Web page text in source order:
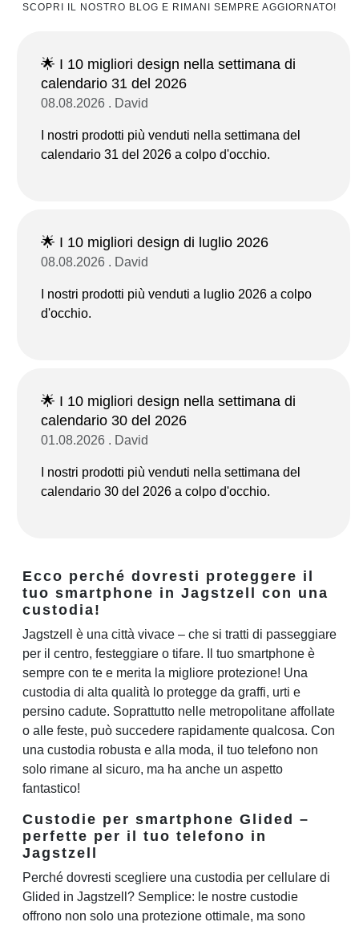
SCOPRI IL NOSTRO BLOG E RIMANI SEMPRE AGGIORNATO!
🌟 I 10 migliori design nella settimana di
calendario 31 del 2026
08.08.2026 . David
I nostri prodotti più venduti nella settimana del
calendario 31 del 2026 a colpo d'occhio.
🌟 I 10 migliori design di luglio 2026
08.08.2026 . David
I nostri prodotti più venduti a luglio 2026 a colpo
d'occhio.
🌟 I 10 migliori design nella settimana di
calendario 30 del 2026
01.08.2026 . David
I nostri prodotti più venduti nella settimana del
calendario 30 del 2026 a colpo d'occhio.
Ecco perché dovresti proteggere il
tuo smartphone in Jagstzell con una
custodia!
Jagstzell è una città vivace – che si tratti di passeggiare
per il centro, festeggiare o tifare. Il tuo smartphone è
sempre con te e merita la migliore protezione! Una
custodia di alta qualità lo protegge da graffi, urti e
persino cadute. Soprattutto nelle metropolitane affollate
o alle feste, può succedere rapidamente qualcosa. Con
una custodia robusta e alla moda, il tuo telefono non
solo rimane al sicuro, ma ha anche un aspetto
fantastico!
Custodie per smartphone Glided –
perfette per il tuo telefono in
Jagstzell
Perché dovresti scegliere una custodia per cellulare di
Glided in Jagstzell? Semplice: le nostre custodie
offrono non solo una protezione ottimale, ma sono